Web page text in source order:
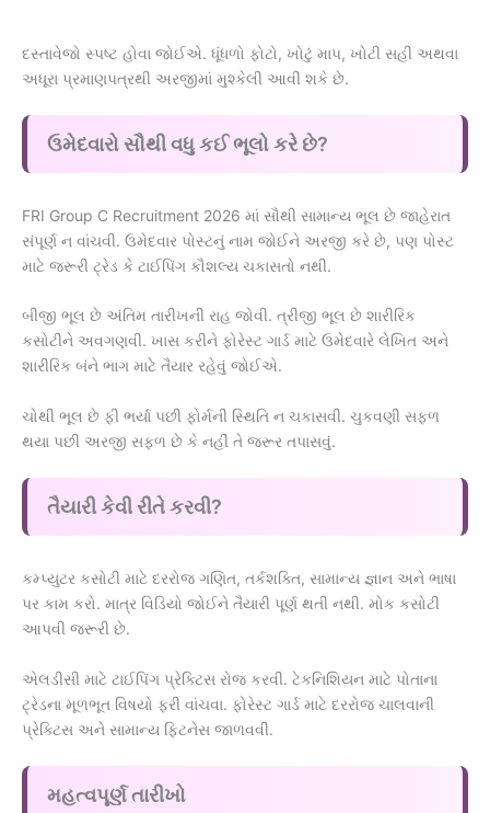
દસ્તાવેજો સ્પષ્ટ હોવા જોઈએ. ધૂંધળો ફોટો, ખોટું માપ, ખોટી સહી અથવા
અધૂરા પ્રમાણપત્રથી અરજીમાં મુશ્કેલી આવી શકે છે.
ઉમેદવારો સૌથી વધુ કઈ ભૂલો કરે છે?
FRI Group C Recruitment 2026 માં સૌથી સામાન્ય ભૂલ છે જાહેરાત
સંપૂર્ણ ન વાંચવી. ઉમેદવાર પોસ્ટનું નામ જોઈને અરજી કરે છે, પણ પોસ્ટ
માટે જરૂરી ટ્રેડ કે ટાઈપિંગ કૌશલ્ય ચકાસતો નથી.
બીજી ભૂલ છે અંતિમ તારીખની રાહ જોવી. ત્રીજી ભૂલ છે શારીરિક
કસોટીને અવગણવી. ખાસ કરીને ફોરેસ્ટ ગાર્ડ માટે ઉમેદવારે લેખિત અને
શારીરિક બંને ભાગ માટે તૈયાર રહેવું જોઈએ.
ચોથી ભૂલ છે ફી ભર્યા પછી ફોર્મની સ્થિતિ ન ચકાસવી. ચુકવણી સફળ
થયા પછી અરજી સફળ છે કે નહીં તે જરૂર તપાસવું.
તૈયારી કેવી રીતે કરવી?
કમ્પ્યુટર કસોટી માટે દરરોજ ગણિત, તર્કશક્તિ, સામાન્ય જ્ઞાન અને ભાષા
પર કામ કરો. માત્ર વિડિયો જોઈને તૈયારી પૂર્ણ થતી નથી. મોક કસોટી
આપવી જરૂરી છે.
એલડીસી માટે ટાઈપિંગ પ્રેક્ટિસ રોજ કરવી. ટેકનિશિયન માટે પોતાના
ટ્રેડના મૂળભૂત વિષયો ફરી વાંચવા. ફોરેસ્ટ ગાર્ડ માટે દરરોજ ચાલવાની
પ્રેક્ટિસ અને સામાન્ય ફિટનેસ જાળવવી.
મહત્વપૂર્ણ તારીખો